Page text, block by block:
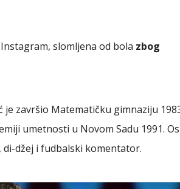
slomljena od bola zbog
završio Matematičku gimnaziju
umetnosti u Novom Sadu 1991.
džej i fudbalski komentator.